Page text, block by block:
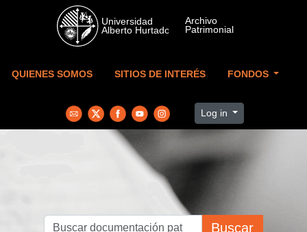
Skip to main content
QUIENES SOMOS SITIOS DE INTERÉS FONDOS
Log in
Buscar